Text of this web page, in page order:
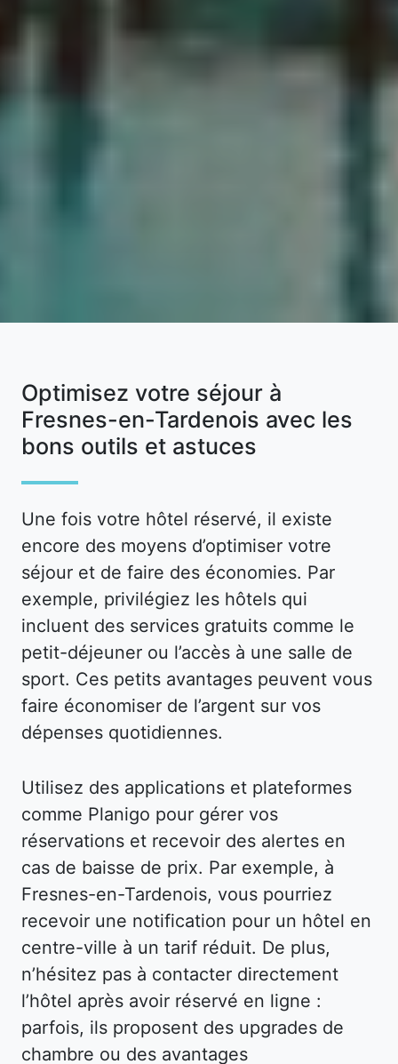
Optimisez votre séjour à
Fresnes-en-Tardenois avec les
bons outils et astuces
Une fois votre hôtel réservé, il existe
encore des moyens d’optimiser votre
séjour et de faire des économies. Par
exemple, privilégiez les hôtels qui
incluent des services gratuits comme le
petit-déjeuner ou l’accès à une salle de
sport. Ces petits avantages peuvent vous
faire économiser de l’argent sur vos
dépenses quotidiennes.
Utilisez des applications et plateformes
comme Planigo pour gérer vos
réservations et recevoir des alertes en
cas de baisse de prix. Par exemple, à
Fresnes-en-Tardenois, vous pourriez
recevoir une notification pour un hôtel en
centre-ville à un tarif réduit. De plus,
n’hésitez pas à contacter directement
l’hôtel après avoir réservé en ligne :
parfois, ils proposent des upgrades de
chambre ou des avantages